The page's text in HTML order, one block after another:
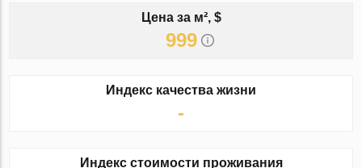
Цена за м², $
999
Индекс качества жизни
-
Индекс стоимости проживания